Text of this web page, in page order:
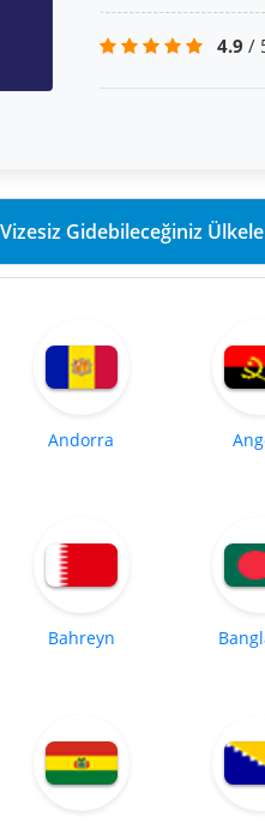
4.9 /
Andorra
Bahreyn